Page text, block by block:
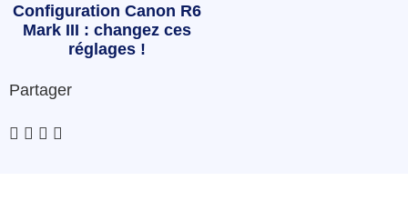
Configuration Canon R6
Mark III : changez ces
réglages !
Partager